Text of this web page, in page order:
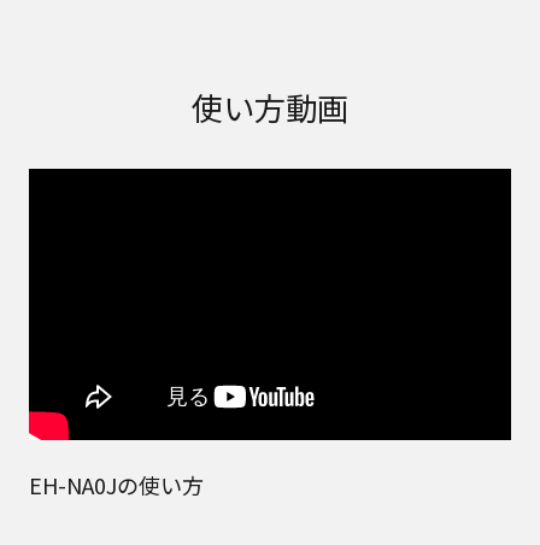
のお取り扱いについて。パナソニック株式会社お
様ご相談窓口の連絡先などが変更されている場合
があります。また、本ウェブサイトに公開されて
いる説明書の記載内容と、お客様がお持ちの商品
る場合があります。本ウェブサイトに公開されて
使い方動画
EH-NA0Jの使い方